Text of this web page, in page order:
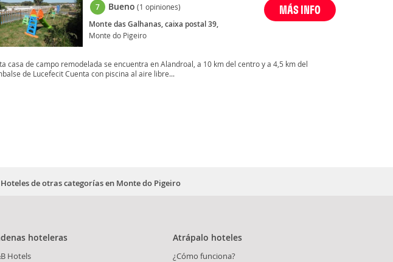
7 Bueno (1 opiniones)
Monte das Galhanas, caixa postal 39,
Monte do Pigeiro
MÁS INFO
casa de campo remodelada se encuentra en Alandroal, a 10 km del centro y a 4,5 km del
de Lucefecit Cuenta con piscina al aire libre...
de otras categorías en Monte do Pigeiro
hoteleras
Hotels
Atrápalo hoteles
¿Cómo funciona?